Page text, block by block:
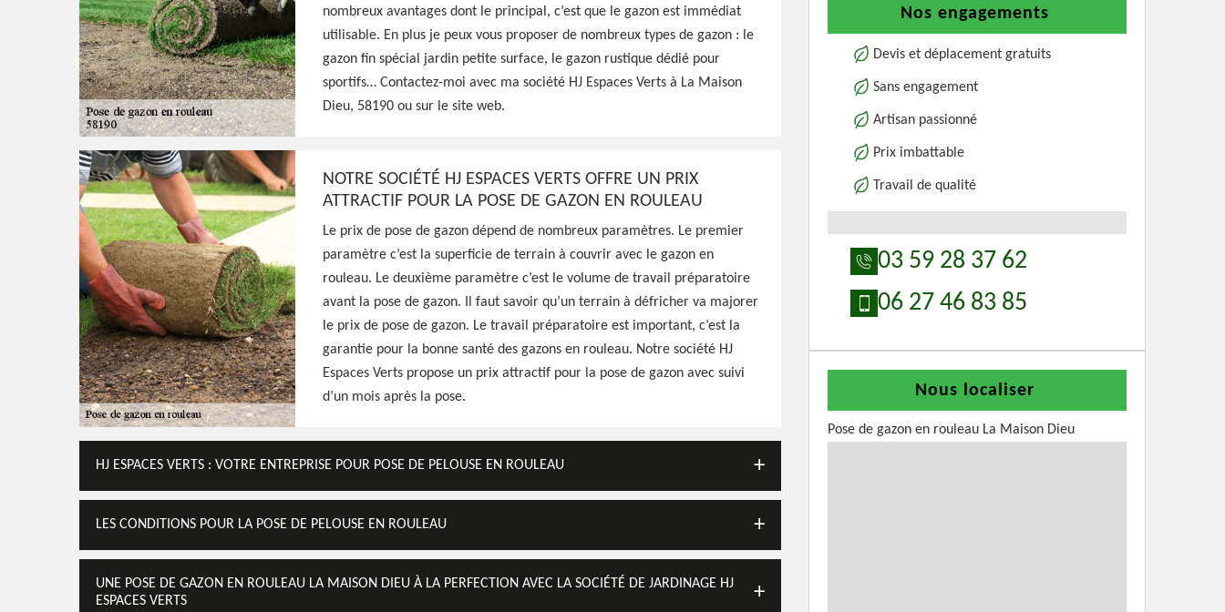
en rouleau La Maison
Dieu 58190
Excellent jardinier à La Maison Dieu 58190, HJ Espaces Verts peut
intervenir à tout moment et se déplacer gratuitement chez vous pour
s'occuper de la pose de gazon en rouleau, fournit un travail de
qualité
Voir Nos Realisations Contactez-Nous!
nombreux avantages dont le principal, c’est que le gazon est immédiat
utilisable. En plus je peux vous proposer de nombreux types de gazon : le
gazon fin spécial jardin petite surface, le gazon rustique dédié pour
sportifs… Contactez-moi avec ma société HJ Espaces Verts à La Maison
Dieu, 58190 ou sur le site web.
NOTRE SOCIÉTÉ HJ ESPACES VERTS OFFRE UN PRIX
ATTRACTIF POUR LA POSE DE GAZON EN ROULEAU
Le prix de pose de gazon dépend de nombreux paramètres. Le premier
paramètre c’est la superficie de terrain à couvrir avec le gazon en
rouleau. Le deuxième paramètre c’est le volume de travail préparatoire
avant la pose de gazon. Il faut savoir qu’un terrain à défricher va majorer
le prix de pose de gazon. Le travail préparatoire est important, c’est la
garantie pour la bonne santé des gazons en rouleau. Notre société HJ
Espaces Verts propose un prix attractif pour la pose de gazon avec suivi
d’un mois après la pose.
HJ ESPACES VERTS : VOTRE ENTREPRISE POUR POSE DE PELOUSE EN ROULEAU
LES CONDITIONS POUR LA POSE DE PELOUSE EN ROULEAU
UNE POSE DE GAZON EN ROULEAU LA MAISON DIEU À LA PERFECTION AVEC LA SOCIÉTÉ DE JARDINAGE HJ
ESPACES VERTS
Nos engagements
Devis et déplacement gratuits
Sans engagement
Artisan passionné
Prix imbattable
Travail de qualité
03 59 28 37 62
06 27 46 83 85
Nous localiser
Pose de gazon en rouleau La Maison Dieu